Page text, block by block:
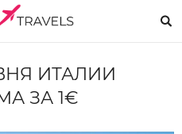
ИТАЛИИ
ЗА 1€